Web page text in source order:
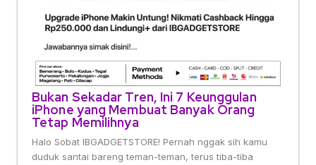
Bukan Sekadar Tren, Ini 7 Keunggulan
iPhone yang Membuat Banyak Orang
Tetap Memilihnya
Halo Sobat IBGADGETSTORE! Pernah nggak sih kamu
duduk santai bareng teman-teman, terus tiba-tiba